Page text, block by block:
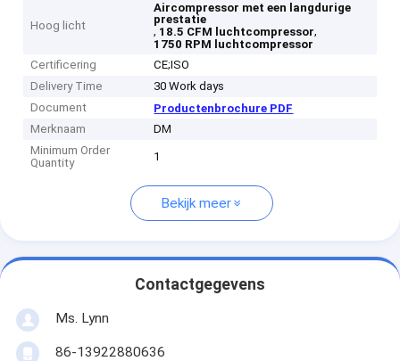
Hoog licht
Aircompressor met een langdurige
prestatie
, 18.5 CFM luchtcompressor,
1750 RPM luchtcompressor
Certificering
CE;ISO
Delivery Time
30 Work days
Document
Productenbrochure PDF
Merknaam
DM
Minimum Order
Quantity
1
Bekijk meer
Contactgegevens
Ms. Lynn
86-13922880636